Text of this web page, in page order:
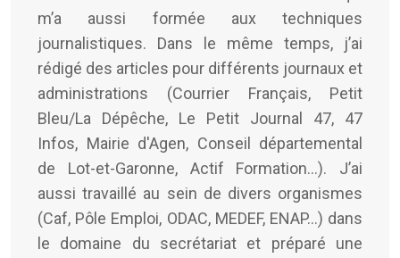
m’a aussi formée aux techniques
journalistiques. Dans le même temps, j’ai
rédigé des articles pour différents journaux et
administrations (Courrier Français, Petit
Bleu/La Dépêche, Le Petit Journal 47, 47
Infos, Mairie d'Agen, Conseil départemental
de Lot-et-Garonne, Actif Formation...). J’ai
aussi travaillé au sein de divers organismes
(Caf, Pôle Emploi, ODAC, MEDEF, ENAP…) dans
le domaine du secrétariat et préparé une